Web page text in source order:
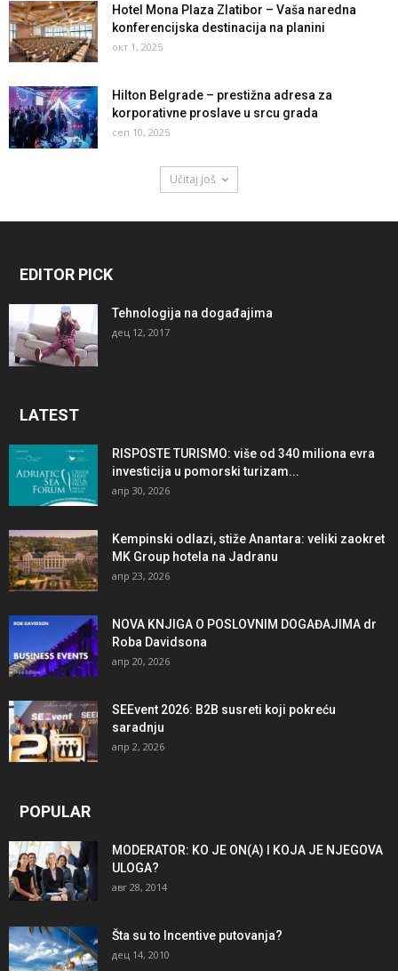
Hotel Mona Plaza Zlatibor – Vaša naredna
konferencijska destinacija na planini
окт 1, 2025
Hilton Belgrade – prestižna adresa za
korporativne proslave u srcu grada
сеп 10, 2025
Učitaj još
EDITOR PICK
Tehnologija na događajima
дец 12, 2017
LATEST
RISPOSTE TURISMO: više od 340 miliona evra
investicija u pomorski turizam...
апр 30, 2026
Kempinski odlazi, stiže Anantara: veliki zaokret
MK Group hotela na Jadranu
апр 23, 2026
NOVA KNJIGA O POSLOVNIM DOGAĐAJIMA dr
Roba Davidsona
апр 20, 2026
SEEvent 2026: B2B susreti koji pokreću
saradnju
апр 2, 2026
POPULAR
MODERATOR: KO JE ON(A) I KOJA JE NJEGOVA
ULOGA?
авг 28, 2014
Šta su to Incentive putovanja?
дец 14, 2010